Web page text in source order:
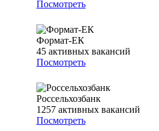
Посмотреть
Формат-ЕК
45 активных вакансий
Посмотреть
Россельхозбанк
1257 активных вакансий
Посмотреть